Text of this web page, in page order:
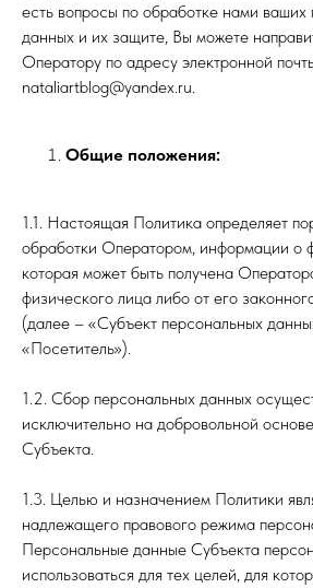
есть вопросы по обработке нами ваших
данных и их защите, Вы можете
Оператору по адресу электронной
nataliartblog@yandex.ru.
Общие положения:
1.1. Настоящая Политика определяет
обработки Оператором, информации о
которая может быть получена
физического лица либо от его
(далее – «Субъект персональных
«Посетитель»).
1.2. Сбор персональных данных
исключительно на добровольной
Субъекта.
1.3. Целью и назначением Политики
надлежащего правового режима
Персональные данные Субъекта
использоваться для тех целей, для